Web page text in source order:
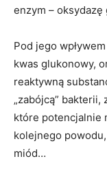
enzym – oksydazę
Pod jego
kwas glukonowy,
reaktywną
„zabójcą”
które potencjalnie
kolejnego
miód…